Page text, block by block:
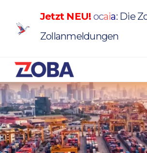
Jetzt NEU! ocaia: Die
Zollanmeldungen